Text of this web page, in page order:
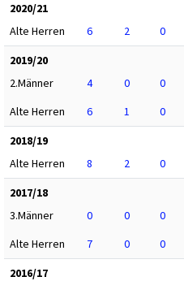
2020/21
Alte Herren
6 2 0
2019/20
2.Männer
4 0 0
Alte Herren
6 1 0
2018/19
Alte Herren
8 2 0
2017/18
3.Männer
0 0 0
Alte Herren
7 0 0
2016/17